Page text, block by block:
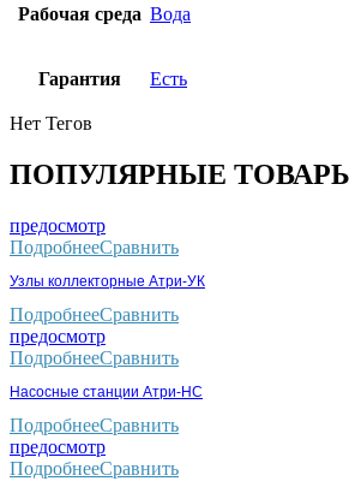
Рабочая среда Вода
Гарантия Есть
Нет Тегов
ПОПУЛЯРНЫЕ
предосмотр
ПодробнееСравнить
Узлы коллекторные Атри-УК
ПодробнееСравнить
предосмотр
ПодробнееСравнить
Насосные станции Атри-НС
ПодробнееСравнить
предосмотр
ПодробнееСравнить